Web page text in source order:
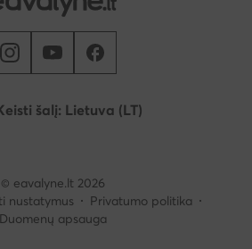
šalį: Lietuva (LT)
© eavalyne.lt 2026
nustatymus
Privatumo politika
Duomenų apsauga